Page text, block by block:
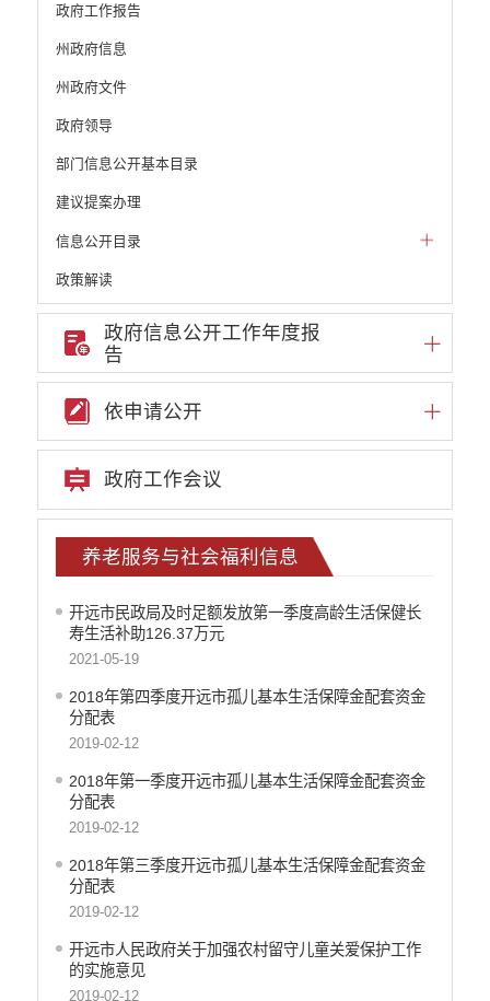
政府工作报告
州政府信息
州政府文件
政府领导
部门信息公开基本目录
建议提案办理
信息公开目录
政策解读
机构职能和权责清单
自然资源政务公开
重点领域信息公开
重大建设项目信息
安全生产信息公开
民政信息公开
推进面向转移落户人员的服务公开
学校信息公开
工商登记和事中事后监管信息公开
文化机构信息公开
财政预决算
行政事业性收费
公务员管理
重大决策
政府信息公开工作年度报
告
依申请公开
政府工作会议
养老服务与社会福利信息
开远市民政局及时足额发放第一季度高龄生活保健长
寿生活补助126.37万元
2021-05-19
2018年第四季度开远市孤儿基本生活保障金配套资金
分配表
2019-02-12
2018年第一季度开远市孤儿基本生活保障金配套资金
分配表
2019-02-12
2018年第三季度开远市孤儿基本生活保障金配套资金
分配表
2019-02-12
开远市人民政府关于加强农村留守儿童关爱保护工作
的实施意见
2019-02-12